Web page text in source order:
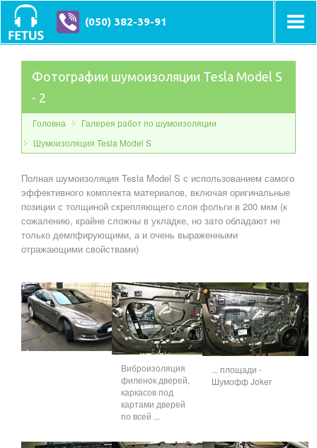
(050) 382-39-91
Фотографии шумоизоляции Tesla Model S
- 2
Головна
Галерея работ по шумоизоляции
Шумоизоляция Tesla Model S
Полная шумоизоляция Tesla Model S с использованием самого
эффективного комплекта материалов, включая оригинальные
позиции с толщиной скрепляющего слоя фольги в 200 мкм (к
сожалению, крайне сложны в укладке, но зато обладают не
только демпфирующими, а и очень выраженными
отражающими свойствами)
Виброизоляция
филенок дверей,
каркасов под
картами дверей
по всей ...
... площади -
Шумофф Joker